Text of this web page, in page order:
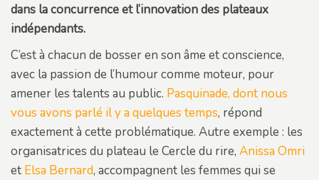
dans la concurrence et l’innovation des plateaux
indépendants.
C’est à chacun de bosser en son âme et conscience,
avec la passion de l’humour comme moteur, pour
amener les talents au public. Pasquinade, dont nous
vous avons parlé il y a quelques temps, répond
exactement à cette problématique. Autre exemple : les
organisatrices du plateau le Cercle du rire, Anissa Omri
et Elsa Bernard, accompagnent les femmes qui se